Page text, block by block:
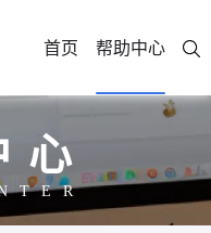
首页 帮助中心
心